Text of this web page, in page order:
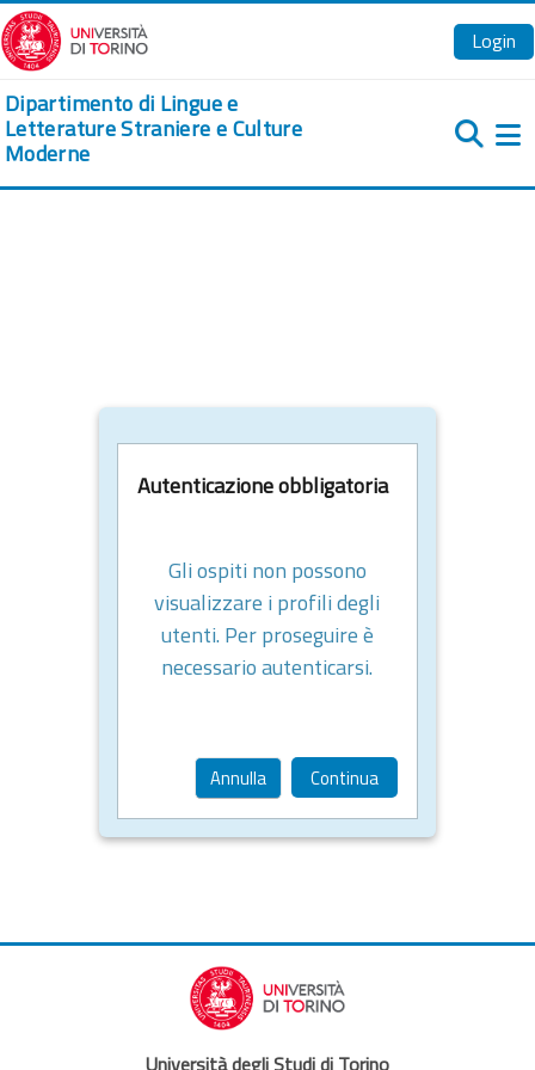
Vai al contenuto principale
Login
Dipartimento di Lingue e
Letterature Straniere e Culture
Moderne
Autenticazione obbligatoria
Gli ospiti non possono
visualizzare i profili degli
utenti. Per proseguire è
necessario autenticarsi.
Annulla Continua
Università degli Studi di Torino